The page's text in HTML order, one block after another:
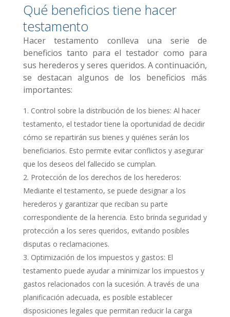
Qué beneficios tiene hacer
testamento
Hacer testamento conlleva una serie de
beneficios tanto para el testador como para
sus herederos y seres queridos. A continuación,
se destacan algunos de los beneficios más
importantes:
Control sobre la distribución de los bienes: Al hacer
testamento, el testador tiene la oportunidad de decidir
cómo se repartirán sus bienes y quiénes serán los
beneficiarios. Esto permite evitar conflictos y asegurar
que los deseos del fallecido se cumplan.
Protección de los derechos de los herederos:
Mediante el testamento, se puede designar a los
herederos y garantizar que reciban su parte
correspondiente de la herencia. Esto brinda seguridad y
protección a los seres queridos, evitando posibles
disputas o reclamaciones.
Optimización de los impuestos y gastos: El
testamento puede ayudar a minimizar los impuestos y
gastos relacionados con la sucesión. A través de una
planificación adecuada, es posible establecer
disposiciones legales que permitan reducir la carga